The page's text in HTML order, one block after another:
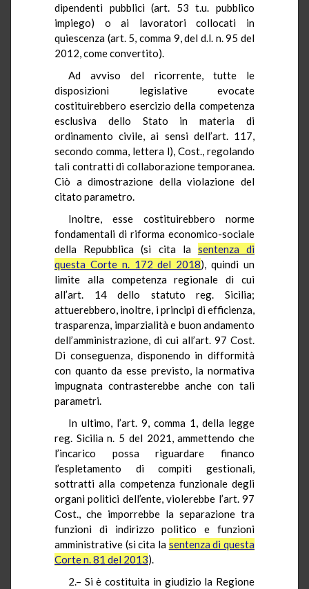
dipendenti pubblici (art. 53 t.u. pubblico
impiego) o ai lavoratori collocati in
quiescenza (art. 5, comma 9, del d.l. n. 95 del
2012, come convertito).
Ad avviso del ricorrente, tutte le
disposizioni legislative evocate
costituirebbero esercizio della competenza
esclusiva dello Stato in materia di
ordinamento civile, ai sensi dell’art. 117,
secondo comma, lettera l), Cost., regolando
tali contratti di collaborazione temporanea.
Ciò a dimostrazione della violazione del
citato parametro.
Inoltre, esse costituirebbero norme
fondamentali di riforma economico-sociale
della Repubblica (si cita la sentenza di
questa Corte n. 172 del 2018), quindi un
limite alla competenza regionale di cui
all’art. 14 dello statuto reg. Sicilia;
attuerebbero, inoltre, i principi di efficienza,
trasparenza, imparzialità e buon andamento
dell’amministrazione, di cui all’art. 97 Cost.
Di conseguenza, disponendo in difformità
con quanto da esse previsto, la normativa
impugnata contrasterebbe anche con tali
parametri.
In ultimo, l’art. 9, comma 1, della legge
reg. Sicilia n. 5 del 2021, ammettendo che
l’incarico possa riguardare financo
l’espletamento di compiti gestionali,
sottratti alla competenza funzionale degli
organi politici dell’ente, violerebbe l’art. 97
Cost., che imporrebbe la separazione tra
funzioni di indirizzo politico e funzioni
amministrative (si cita la sentenza di questa
Corte n. 81 del 2013).
2.– Si è costituita in giudizio la Regione